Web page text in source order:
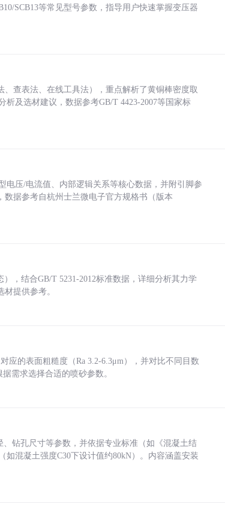
SCB13等常见型号参数，指导用户快速掌握变压器
查表法、在线工具法），重点解析了黄铜棒密度取
析及选材建议，数据参考GB/T 4423-2007等国家标
电压/电流值、内部逻辑关系等核心数据，并附引脚参
据参考自杭州士兰微电子官方规格书（版本
，结合GB/T 5231-2012标准数据，详细分析其力学
提供参考。
应的表面粗糙度（Ra 3.2-6.3μm），并对比不同目数
需求选择合适的喷砂参数。
钻孔尺寸等参数，并依据专业标准（如《混凝土结
如混凝土强度C30下设计值约80kN）。内容涵盖安装